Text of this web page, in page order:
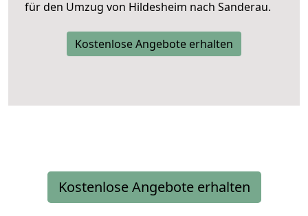
für den Umzug von Hildesheim nach Sanderau.
Kostenlose Angebote erhalten
Kostenlose Angebote erhalten